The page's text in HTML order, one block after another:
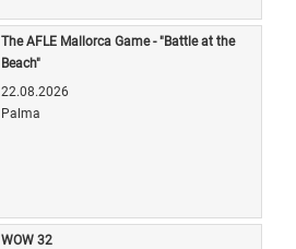
The AFLE Mallorca Game - "Battle at the
Beach"
22.08.2026
Palma
WOW 32